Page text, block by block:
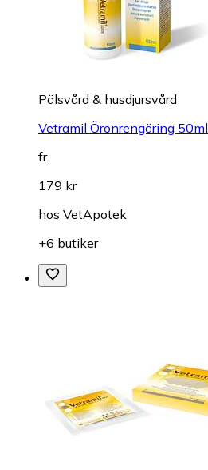
Pälsvård & husdjursvård
Vetramil Öronrengöring 50ml
fr.
179 kr
hos VetApotek
+6 butiker